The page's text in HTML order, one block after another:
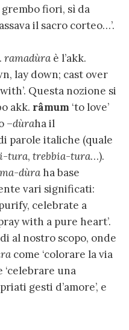
fiori, sì da
il sacro corteo…’.
ramadùra è l’akk.
lay down; cast over
Questa nozione si
akk. râmum ‘to love’
–dùraha il
parole italiche (quale
tura, trebbia-tura…).
dùraha base
vari significati:
purify, celebrate a
with a pure heart’.
al nostro scopo, onde
come ‘colorare la via
‘celebrare una
gesti d’amore’, e